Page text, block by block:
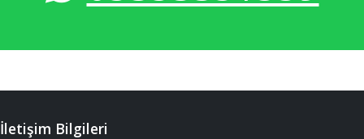
İletişim Bilgileri